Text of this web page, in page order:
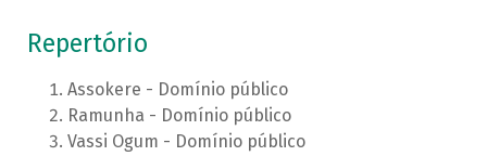
Repertório
Assokere - Domínio público
Ramunha - Domínio público
Vassi Ogum - Domínio público